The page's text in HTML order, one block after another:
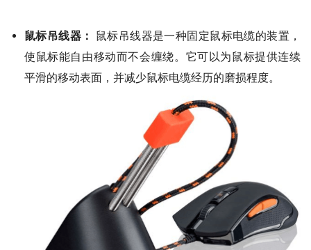
鼠标吊线器：
鼠标吊线器是一种固定鼠标电缆的装置，
使鼠标能自由移动而不会缠绕。它可以为鼠标提供连续
平滑的移动表面，并减少鼠标电缆经历的磨损程度。